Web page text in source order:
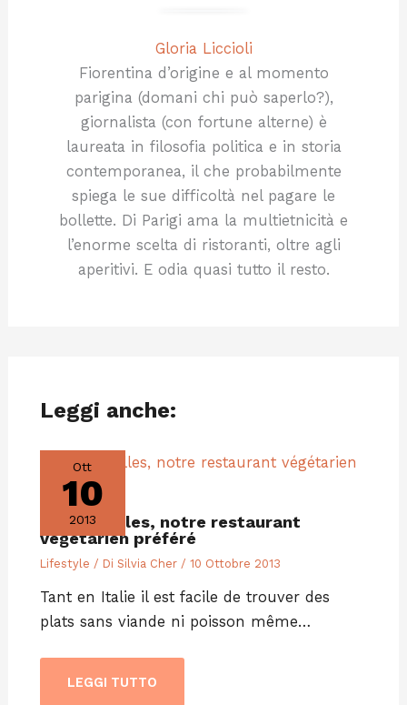
Gloria Liccioli
Fiorentina d’origine e al momento
parigina (domani chi può saperlo?),
giornalista (con fortune alterne) è
laureata in filosofia politica e in storia
contemporanea, il che probabilmente
spiega le sue difficoltà nel pagare le
bollette. Di Parigi ama la multietnicità e
l’enorme scelta di ristoranti, oltre agli
aperitivi. E odia quasi tutto il resto.
Leggi anche:
Ott
10
2013
Veget’ Halles, notre restaurant
végétarien préféré
Lifestyle / Di Silvia Cher / 10 Ottobre 2013
Tant en Italie il est facile de trouver des
plats sans viande ni poisson même…
LEGGI TUTTO